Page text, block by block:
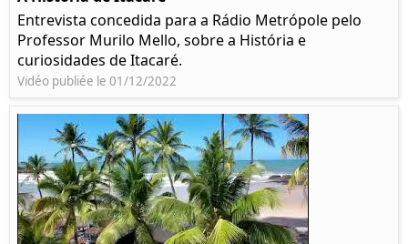
Entrevista concedida para a Rádio Metrópole pelo
Professor Murilo Mello, sobre a História e
curiosidades de Itacaré.
Vidéo publiée le 01/12/2022